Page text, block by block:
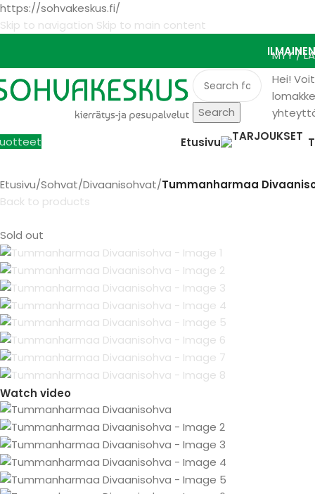
https://sohvakeskus.fi/
Skip to navigation Skip to main content
Search
MYY /
Hei!
Etusivu
Etusivu/Sohvat/Divaanisohvat/Tummanharmaa
Back to products
Sold out
Watch video